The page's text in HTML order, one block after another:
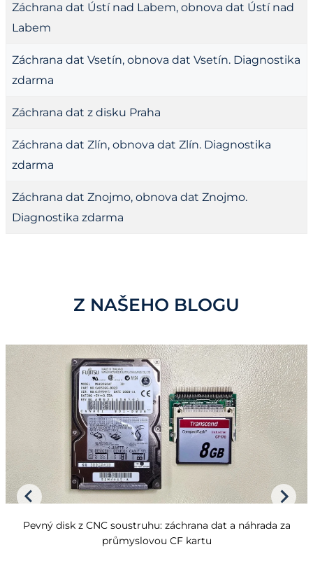
Záchrana dat Ústí nad Labem, obnova dat Ústí nad
Labem
Záchrana dat Vsetín, obnova dat Vsetín. Diagnostika
zdarma
Záchrana dat z disku Praha
Záchrana dat Zlín, obnova dat Zlín. Diagnostika
zdarma
Záchrana dat Znojmo, obnova dat Znojmo.
Diagnostika zdarma
Z NAŠEHO BLOGU
Pevný disk z CNC soustruhu: záchrana dat a náhrada za
průmyslovou CF kartu